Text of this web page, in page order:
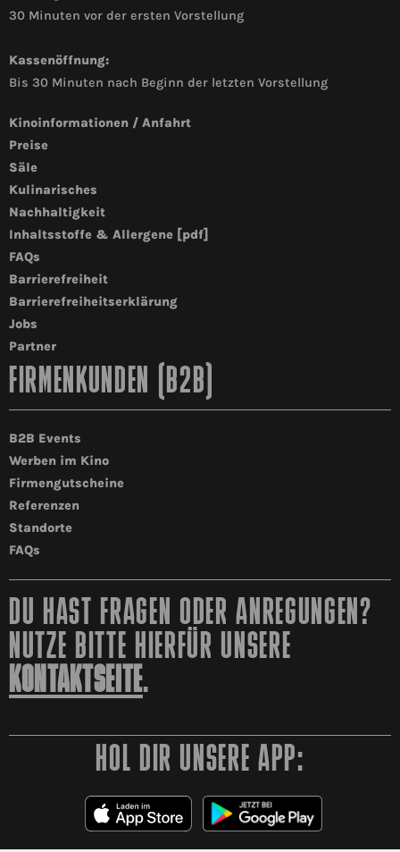
30 Minuten vor der ersten Vorstellung
Kassenöffnung:
Bis 30 Minuten nach Beginn der letzten Vorstellung
Kinoinformationen / Anfahrt
Preise
Säle
Kulinarisches
Nachhaltigkeit
Inhaltsstoffe & Allergene [pdf]
FAQs
Barrierefreiheit
Barrierefreiheitserklärung
Jobs
Partner
FIRMENKUNDEN (B2B)
B2B Events
Werben im Kino
Firmengutscheine
Referenzen
Standorte
FAQs
DU HAST FRAGEN ODER ANREGUNGEN?
NUTZE BITTE HIERFÜR UNSERE
KONTAKTSEITE.
HOL DIR UNSERE APP: